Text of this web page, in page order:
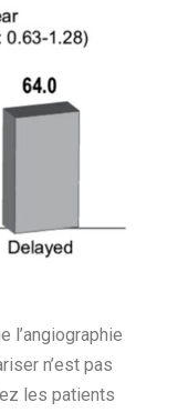
l’angiographie
n’est pas
les patients